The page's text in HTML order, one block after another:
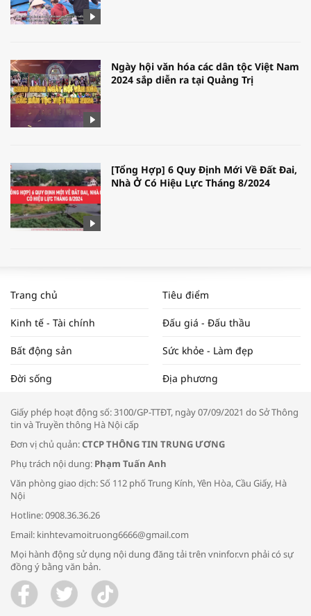
Ngày hội văn hóa các dân tộc Việt Nam
2024 sắp diễn ra tại Quảng Trị
[Tổng Hợp] 6 Quy Định Mới Về Đất Đai,
Nhà Ở Có Hiệu Lực Tháng 8/2024
NAM NĂM 2024 VÀ NĂM 2025 | NHỊP
ĐẬP THỊ TRƯỜNG #62
Tọa đàm “Xúc tiến thương mại: Khơi
Bác sĩ tư vấn cách phòng tránh bệnh
đường hô hấp trong thời tiết giao mùa
Trao yêu thương cho em
Trang chủ Tiêu điểm
Kinh tế - Tài chính Đấu giá - Đấu thầu
Bất động sản Sức khỏe - Làm đẹp
Đời sống Địa phương
Giấy phép hoạt động số: 3100/GP-TTĐT, ngày 07/09/2021 do Sở Thông
tin và Truyền thông Hà Nội cấp
Đơn vị chủ quản:CTCP THÔNG TIN TRUNG ƯƠNG
Phụ trách nội dung: Phạm Tuấn Anh
Văn phòng giao dịch: Số 112 phố Trung Kính, Yên Hòa, Cầu Giấy, Hà
Nội
Hotline: 0908.36.36.26
Email: kinhtevamoitruong6666@gmail.com
Mọi hành động sử dụng nội dung đăng tải trên vninfor.vn phải có sự
đồng ý bằng văn bản.